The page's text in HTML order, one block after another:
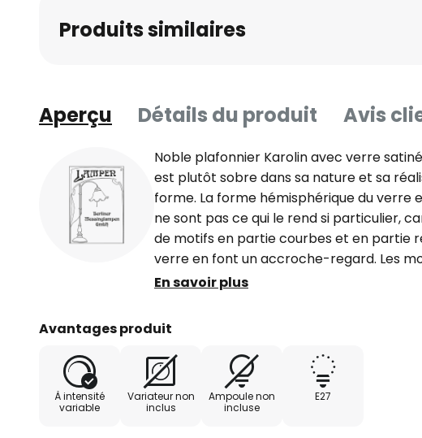
Produits similaires
Aperçu Détails du produit Avis
Noble plafonnier Karolin avec verre
est plutôt sobre dans sa nature et sa
forme. La forme hémisphérique du verre
ne sont pas ce qui le rend si particulier,
de motifs en partie courbes et en partie
verre en font un accroche-regard. Les
endroits différents autour de la forme du
socle est antique et a été obtenue par
En savoir plus
Avantages produit
À intensité
variable
Variateur non
inclus
Ampoule non
incluse
E27